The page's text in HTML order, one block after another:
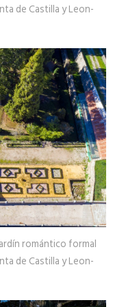
de Castilla y Leon-
romántico formal
de Castilla y Leon-